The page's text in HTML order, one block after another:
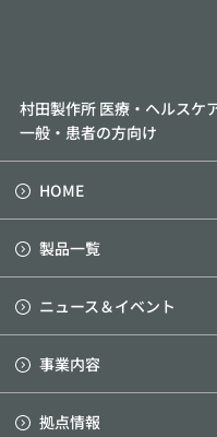
村田製作所 医療・ヘルスケ
一般・患者の方向け
HOME
製品一覧
ニュース＆イベント
事業内容
拠点情報